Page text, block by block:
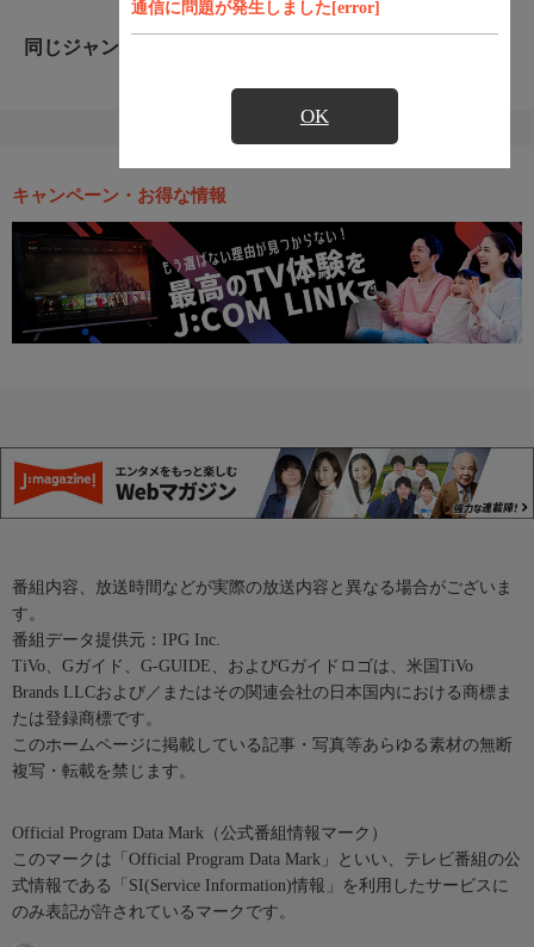
通信に問題が発生しました[error]
OK
同じジャンルのおすすめ番組
キャンペーン・お得な情報
番組内容、放送時間などが実際の放送内容と異なる場合がございま
す。
番組データ提供元：IPG Inc.
TiVo、Gガイド、G-GUIDE、およびGガイドロゴは、米国TiVo
Brands LLCおよび／またはその関連会社の日本国内における商標ま
たは登録商標です。
このホームページに掲載している記事・写真等あらゆる素材の無断
複写・転載を禁じます。
Official Program Data Mark（公式番組情報マーク）
このマークは「Official Program Data Mark」といい、テレビ番組の公
式情報である「SI(Service Information)情報」を利用したサービスに
のみ表記が許されているマークです。